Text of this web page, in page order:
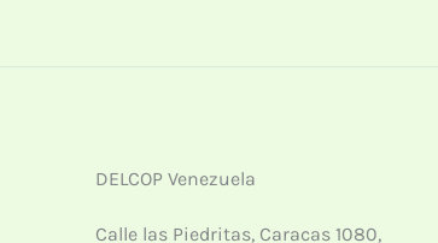
DELCOP Venezuela
Calle las Piedritas, Caracas 1080,